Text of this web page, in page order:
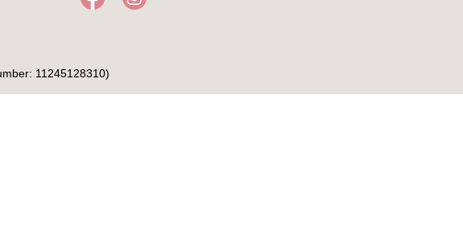
11245128310)